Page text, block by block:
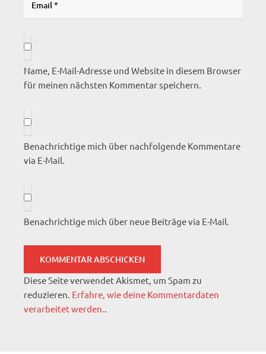
Name, E-Mail-Adresse und Website in diesem Browser
für meinen nächsten Kommentar speichern.
Benachrichtige mich über nachfolgende Kommentare
via E-Mail.
Benachrichtige mich über neue Beiträge via E-Mail.
Diese Seite verwendet Akismet, um Spam zu
reduzieren. Erfahre, wie deine Kommentardaten
verarbeitet werden..